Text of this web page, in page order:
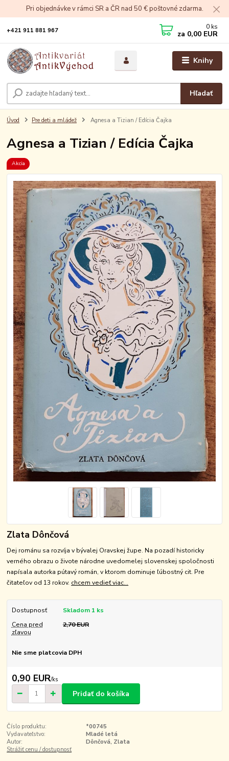
Pri objednávke v rámci SR a ČR nad 50 € poštovné zdarma.
Knihy
Hľadať
+421 911 881 967 0 ks
za 0,00 EUR
Úvod Pre deti a mládež Agnesa a Tizian / Edícia Čajka
Agnesa a Tizian / Edícia Čajka
Akcia
Zlata Dônčová
Dej románu sa rozvíja v bývalej Oravskej župe. Na pozadí historicky
verného obrazu o živote národne uvedomelej slovenskej spoločnosti
napísala autorka pútavý román, v ktorom dominuje ľúbostný cit. Pre
čitateľov od 13 rokov. chcem vedieť viac...
Dostupnosť
Skladom 1 ks
Cena pred
zľavou
2,70 EUR
Nie sme platcovia DPH
0,90 EUR/ks
Pridať do košíka
Číslo produktu:
*00745
Vydavateľstvo:
Mladé letá
Autor:
Dônčová, Zlata
Strážiť cenu / dostupnosť